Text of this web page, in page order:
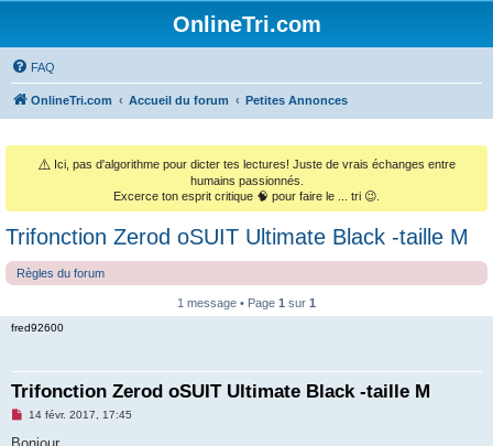
OnlineTri.com
FAQ
OnlineTri.com Accueil du forum Petites Annonces
⚠️ Ici, pas d'algorithme pour dicter tes lectures! Juste de vrais échanges entre
humains passionnés.
Excerce ton esprit critique 🧠 pour faire le ... tri 😉.
Trifonction Zerod oSUIT Ultimate Black -taille M
Règles du forum
1 message • Page 1 sur 1
fred92600
Trifonction Zerod oSUIT Ultimate Black -taille M
M
s
14 févr. 2017, 17:45